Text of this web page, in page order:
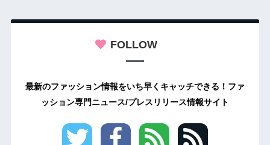
FOLLOW
最新のファッション情報をいち早くキャッチできる！ファ
ッション専門ニュース/プレスリリース情報サイト